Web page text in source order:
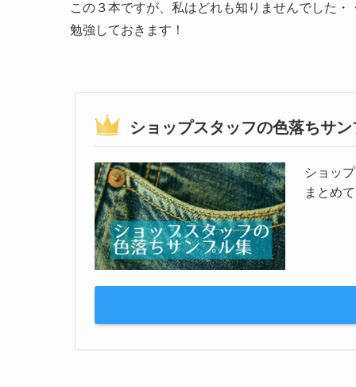
この３本ですが、私はどれも知りませんでした・
勉強しておきます！
ショップスタッフの色落ちサ
ショッ
まとめ